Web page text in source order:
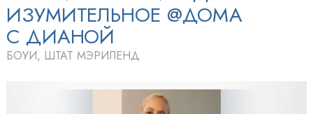
ИЗУМИТЕЛЬНОЕ @ДОМА
С ДИАНОЙ
БОУИ, ШТАТ МЭРИЛЕНД